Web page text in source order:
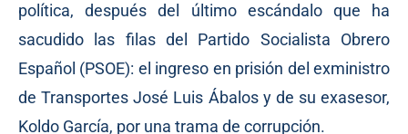
política, después del último escándalo que ha
sacudido las filas del Partido Socialista Obrero
Español (PSOE): el ingreso en prisión del exministro
de Transportes José Luis Ábalos y de su exasesor,
Koldo García, por una trama de corrupción.